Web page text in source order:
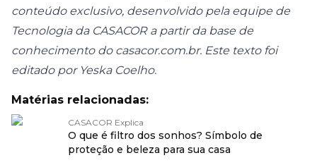
conteúdo exclusivo, desenvolvido pela equipe de
Tecnologia da CASACOR a partir da base de
conhecimento do casacor.com.br. Este texto foi
editado por Yeska Coelho.
Matérias relacionadas:
CASACOR Explica
O que é filtro dos sonhos? Símbolo de
proteção e beleza para sua casa